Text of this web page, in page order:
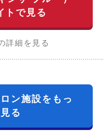
トで見る
詳細を見る
ン施設をもっ
る